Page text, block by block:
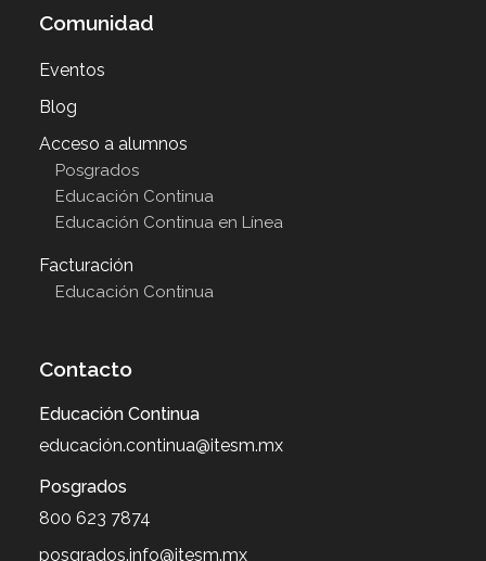
Comunidad
Eventos
Blog
Acceso a alumnos
Posgrados
Educación Continua
Educación Continua en Línea
Facturación
Educación Continua
Contacto
Educación Continua
educación.continua@itesm.mx
Posgrados
800 623 7874
posgrados.info@itesm.mx